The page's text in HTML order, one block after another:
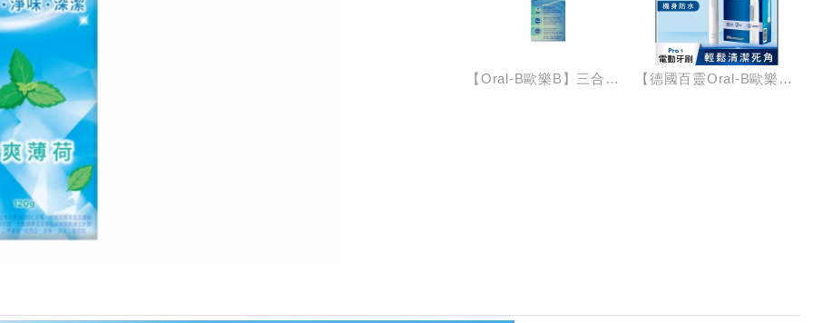
【Oral-B歐樂B】三合一牙線(中標) 【德國百靈Oral-B歐樂B】PRO 1 3D電動牙刷-白色